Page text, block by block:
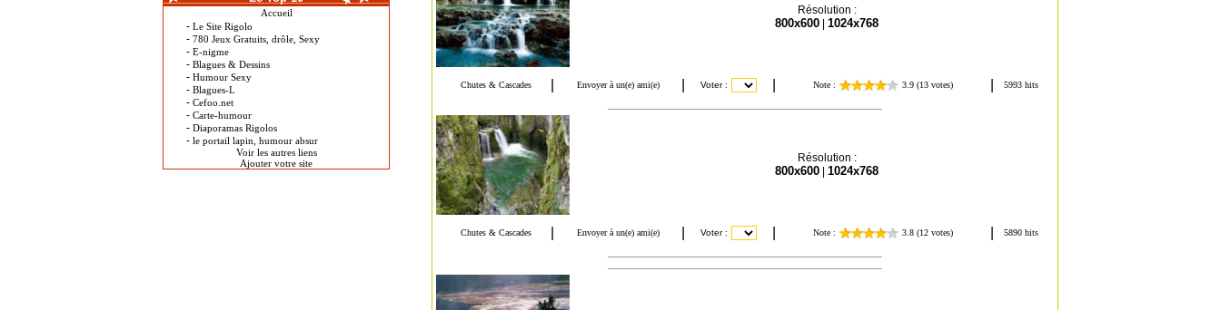
Accueil
- Le Site Rigolo
- 780 Jeux Gratuits, drôle, Sexy
- E-nigme
- Blagues & Dessins
- Humour Sexy
- Blagues-L
- Cefoo.net
- Carte-humour
- Diaporamas Rigolos
- le portail lapin, humour absur
Voir les autres liens
Ajouter votre site
Résolution :
800x600 1024x768
Résolution :
800x600 1024x768